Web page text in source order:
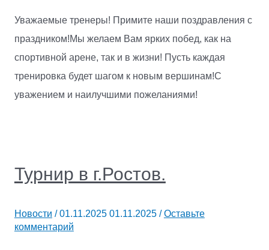
Уважаемые тренеры! Примите наши поздравления с
праздником!Мы желаем Вам ярких побед, как на
спортивной арене, так и в жизни! Пусть каждая
тренировка будет шагом к новым вершинам!С
уважением и наилучшими пожеланиями!
Турнир в г.Ростов.
Новости /01.11.202501.11.2025/Оставьте
комментарий